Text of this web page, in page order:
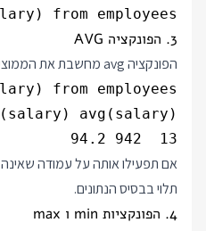
from employees;
3. הפונקציה AVG
הפונקציה avg מחשבת את הממוצע של עמודה מספרית:
from employees;
13  942 94.2
תלוי בבסיס הנתונים.
4. הפונקציות min ו max